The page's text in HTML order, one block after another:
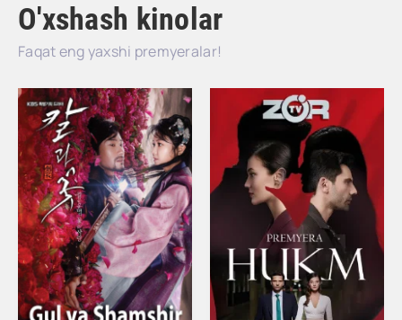
O'xshash kinolar
Faqat eng yaxshi premyeralar!